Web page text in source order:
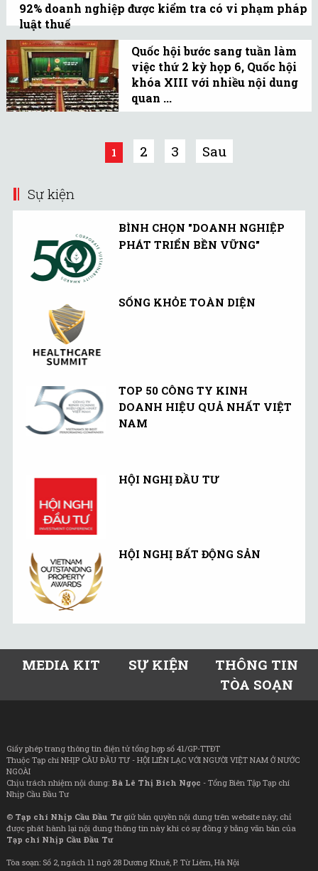
một số đại biểu đã gửi
Thống đốc Ngân hàng
Nhà nước Nguyễn Văn
Bình.
92% doanh nghiệp được kiểm tra có vi phạm pháp
luật thuế
Trong tổng số gần 450.000 DN đang hoạt
động có tới 92% DN thuộc diện kiểm tra có
dấu hiệu vi phạm về chính sách pháp luật
thuế.
Quốc hội bước sang tuần làm
việc thứ 2 kỳ họp 6, Quốc hội
khóa XIII với nhiều nội dung
quan ...
Bước sang tuần làm việc
thứ 2, Quốc hội sẽ bàn
nhiều vấn đề như công
phạm…
1 2 3 Sau
Sự kiện
BÌNH CHỌN "DOANH NGHIỆP
PHÁT TRIỂN BỀN VỮNG"
SỐNG KHỎE TOÀN DIỆN
TOP 50 CÔNG TY KINH
DOANH HIỆU QUẢ NHẤT VIỆT
NAM
HỘI NGHỊ ĐẦU TƯ
HỘI NGHỊ BẤT ĐỘNG SẢN
MEDIA KIT SỰ KIỆN
THÔNG TIN
TÒA SOẠN
Giấy phép trang thông tin điện tử tổng hợp số 41/GP-TTĐT
Thuộc Tạp chí NHỊP CẦU ĐẦU TƯ - HỘI LIÊN LẠC VỚI NGƯỜI VIỆT NAM Ở NƯỚC
NGOÀI
Chịu trách nhiệm nội dung: Bà Lê Thị Bích Ngọc - Tổng Biên Tập Tạp chí
Nhịp Cầu Đầu Tư
© Tạp chí Nhịp Cầu Đầu Tưgiữ bản quyền nội dung trên website này; chỉ
được phát hành lại nội dung thông tin này khi có sự đồng ý bằng văn bản của
Tạp chí Nhịp Cầu Đầu Tư
Tòa soạn: Số 2, ngách 11 ngõ 28 Dương Khuê, P. Từ Liêm, Hà Nội